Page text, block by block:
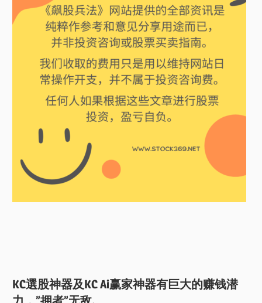
KC選股神器及KC Ai赢家神器有巨大的赚钱潜